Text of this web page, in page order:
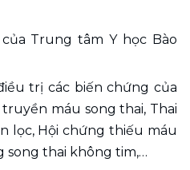
Trung tâm Y học Bào
trị các biến chứng của
máu song thai, Thai
lọc, Hội chứng thiếu máu
song thai không tim,…